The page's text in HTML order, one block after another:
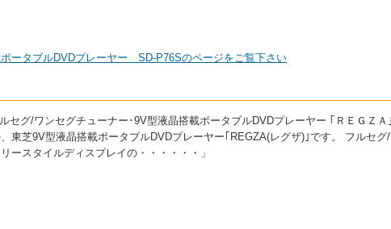
ータブルDVDプレーヤー SD-P76Sのページをご覧下さい
セグ/ワンセグチューナー･9V型液晶搭載ポータブルDVDプレーヤー ｢ＲＥＧＺＡ
東芝9V型液晶搭載ポータブルDVDプレーヤー｢REGZA(レグザ)｣です。 フルセグ
ースタイルディスプレイの・・・・・・」